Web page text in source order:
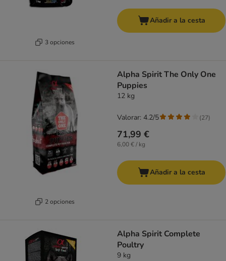
3 opciones
Añadir a la cesta
2 opciones
Alpha Spirit The Only One
Puppies
12 kg
71,99 €
6,00 € / kg
Valorar: 4.2/5 (27)
Añadir a la cesta
Alpha Spirit Complete
Poultry
9 kg